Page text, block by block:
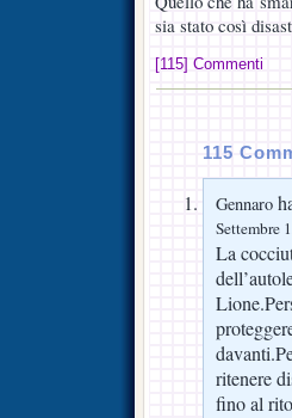
sia stato così
[115] Commenti
115
Gennaro
Settembre
La
ritenere
fino al